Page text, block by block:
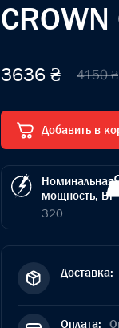
3636 ₴ 4150 ₴
Добавить в
Номинальная
мощность, Вт
320
Доставка:
Оплата: